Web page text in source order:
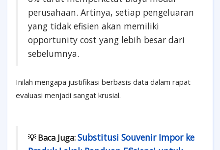
perusahaan. Artinya, setiap pengeluaran
yang tidak efisien akan memiliki
opportunity cost yang lebih besar dari
sebelumnya.
Inilah mengapa justifikasi berbasis data dalam rapat
evaluasi menjadi sangat krusial.
💡 Baca Juga:Substitusi Souvenir Impor ke